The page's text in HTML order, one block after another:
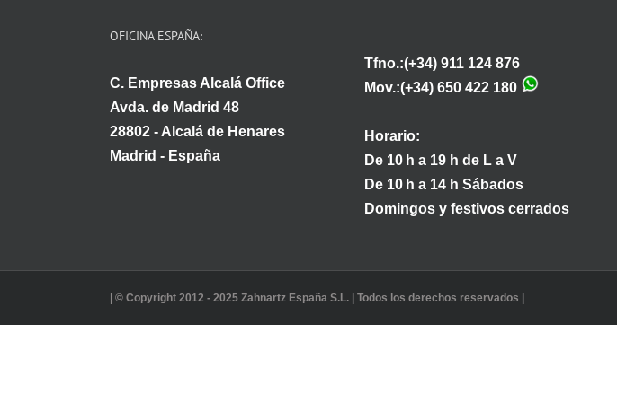
OFICINA ESPAÑA:
C. Empresas Alcalá Office
Avda. de Madrid 48
28802 - Alcalá de Henares
Madrid - España
Tfno.:(+34) 911 124 876
Mov.:(+34) 650 422 180
Horario:
De 10 h a 19 h de L a V
De 10 h a 14 h Sábados
Domingos y festivos cerrados
| © Copyright 2012 - 2025 Zahnartz España S.L. | Todos los derechos reservados |